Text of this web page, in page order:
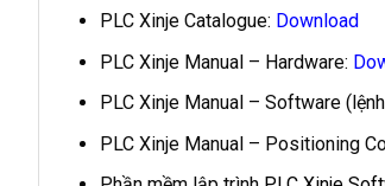
PLC Xinje Catalogue: Download
PLC Xinje Manual – Hardware:
PLC Xinje Manual – Software
PLC Xinje Manual – Positioning